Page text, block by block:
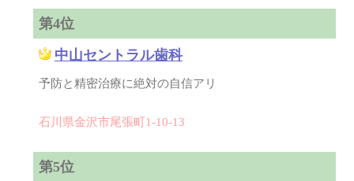
第4位
中山セントラル歯科
予防と精密治療に絶対の自信アリ
石川県金沢市尾張町1-10-13
第5位